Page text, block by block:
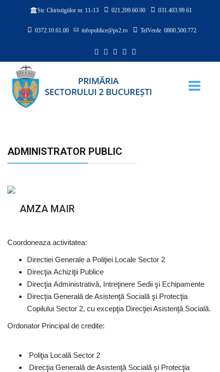
Str. Chiristigiilor nr. 11-13 021.209.60.00 031.403.99.61
0372.10.61.00 infopublice@ps2.ro TelVerde 0800.500.772
ADMINISTRATOR PUBLIC
AMZA MAIR
Coordoneaza activitatea:
Directiei Generale a Poliţiei Locale Sector 2
Direcţia Achiziţii Publice
Direcţia Administrativă, Intreţinere Sedii şi Echipamente
Direcţia Generală de Asistenţă Socială şi Protecţia
Copilului Sector 2, cu excepţia Direcţiei Asistenţă Socială.
Ordonator Principal de credite:
Poliţia Locală Sector 2
Direcţia Generală de Asistenţă Socială şi Protecţia